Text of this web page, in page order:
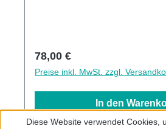
Regulärer Preis:
78,00 €
Preise inkl. MwSt. zzgl.
In den
Diese Website verwendet Cookies,